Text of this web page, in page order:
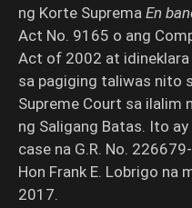
ng Korte Suprema En
Act No. 9165 o ang
Act of 2002 at
sa pagiging taliwas nito
Supreme Court sa ilalim
ng Saligang Batas. Ito
case na G.R. No.
Hon Frank E. Lobrigo na
2017.